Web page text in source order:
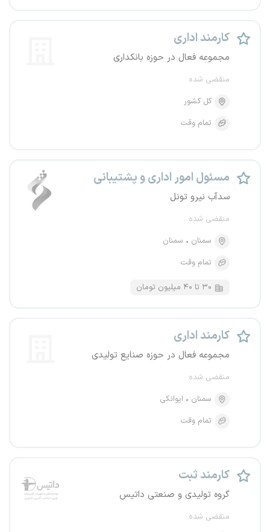
کارمند اداری
مجموعه فعال در حوزه بانکداری
منقضی شده
کل کشور
تمام وقت
مسئول امور اداری و پشتیبانی
سدآب نیرو تونل
منقضی شده
سمنان
سمنان
تمام وقت
۳۰ تا ۴۰ میلیون تومان
کارمند اداری
مجموعه فعال در حوزه صنایع تولیدی
منقضی شده
سمنان
ایوانکی
تمام وقت
کارمند ثبت
گروه تولیدی و صنعتی داتیس
منقضی شده